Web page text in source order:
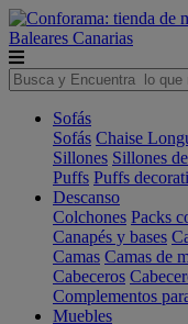
Baleares Canarias
Sofás
Sofás Chaise
Sillones Sillones
Puffs Puffs
Descanso
Colchones Packs
Canapés y bases
Camas Camas de
Cabeceros
Complementos
Muebles